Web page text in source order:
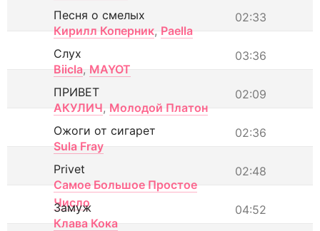
02:33
Песня о смелых
Кирилл Коперник, Paella
03:36
Слух
Biicla, MAYOT
02:09
ПРИВЕТ
АКУЛИЧ, Молодой Платон
02:36
Ожоги от сигарет
Sula Fray
02:48
Privet
Самое Большое Простое
Число
04:52
Замуж
Клава Кока